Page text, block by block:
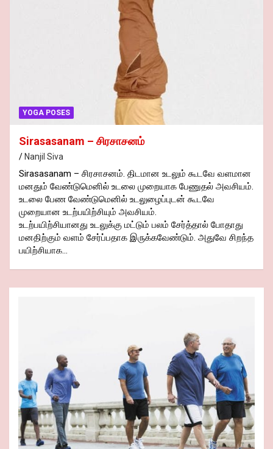
YOGA POSES
Sirasasanam – சிரசாசனம்
Nanjil Siva
Sirasasanam – சிரசாசனம். திடமான உடலும் கூடவே வளமான
மனதும் வேண்டுமெனில் உடலை முறையாக பேணுதல் அவசியம்.
உடலை பேண வேண்டுமெனில் உடலுழைப்புடன் கூடவே
முறையான உடற்பயிற்சியும் அவசியம்.
உடற்பயிற்சியானது உடலுக்கு மட்டும் பலம் சேர்த்தால் போதாது
மனதிற்கும் வளம் சேர்ப்பதாக இருக்கவேண்டும். அதுவே சிறந்த
பயிற்சியாக…